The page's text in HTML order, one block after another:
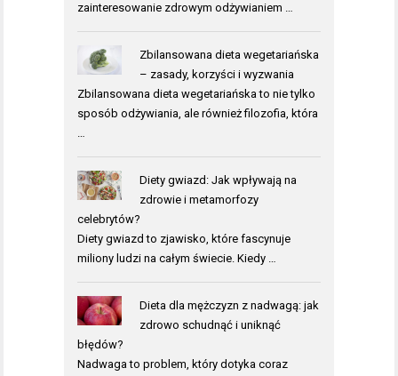
zainteresowanie zdrowym odżywianiem …
Zbilansowana dieta wegetariańska
– zasady, korzyści i wyzwania
Zbilansowana dieta wegetariańska to nie tylko
sposób odżywiania, ale również filozofia, która
…
Diety gwiazd: Jak wpływają na
zdrowie i metamorfozy
celebrytów?
Diety gwiazd to zjawisko, które fascynuje
miliony ludzi na całym świecie. Kiedy …
Dieta dla mężczyzn z nadwagą: jak
zdrowo schudnąć i uniknąć
błędów?
Nadwaga to problem, który dotyka coraz